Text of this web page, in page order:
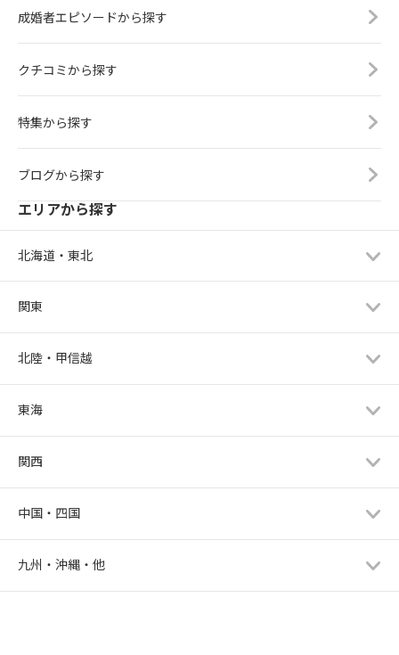
成婚者エピソードから探す
クチコミから探す
特集から探す
ブログから探す
エリアから探す
北海道・東北
関東
北陸・甲信越
東海
関西
中国・四国
九州・沖縄・他